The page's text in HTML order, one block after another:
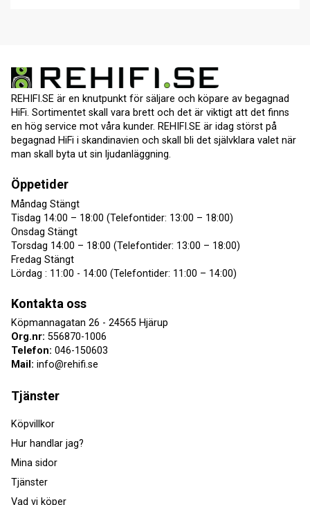
REHIFI.SE är en knutpunkt för säljare och köpare av begagnad
HiFi. Sortimentet skall vara brett och det är viktigt att det finns
en hög service mot våra kunder. REHIFI.SE är idag störst på
begagnad HiFi i skandinavien och skall bli det självklara valet när
man skall byta ut sin ljudanläggning.
Öppetider
Måndag Stängt
Tisdag 14:00 – 18:00 (Telefontider: 13:00 – 18:00)
Onsdag Stängt
Torsdag 14:00 – 18:00 (Telefontider: 13:00 – 18:00)
Fredag Stängt
Lördag : 11:00 - 14:00 (Telefontider: 11:00 – 14:00)
Kontakta oss
Köpmannagatan 26 - 24565 Hjärup
Org.nr: 556870-1006
Telefon: 046-150603
Mail: info@rehifi.se
Tjänster
Köpvillkor
Hur handlar jag?
Mina sidor
Tjänster
Vad vi köper